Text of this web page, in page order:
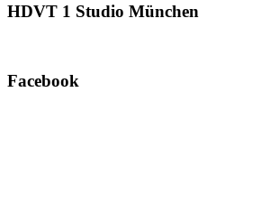
HDVT 1 Studio München
Facebook